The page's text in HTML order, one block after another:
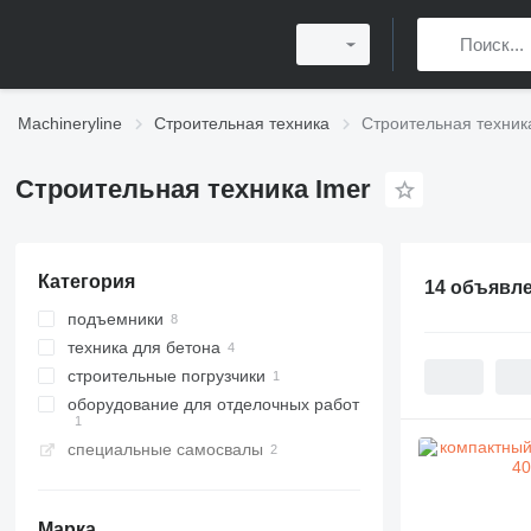
Machineryline Строительная техника Строительная
Строительная техника Imer
Категория
подъемники
ножничные подъемники
коленчатые подъемники
техника для бетона
автобетононасосы
бетонные заводы
бетономешалки
строительные погрузчики
мини-погрузчики
оборудование для отделочных работ
штукатурные станции
специальные самосвалы
14